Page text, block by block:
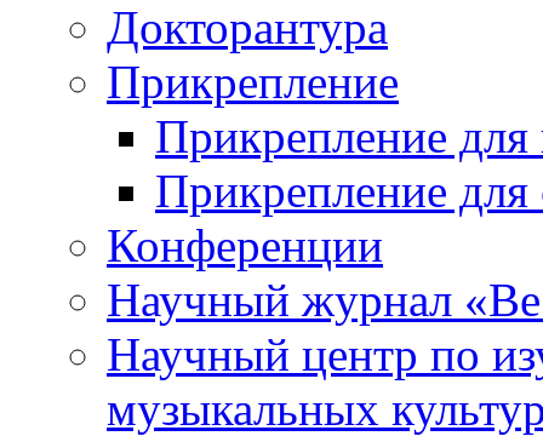
Докторантура
Прикрепление
Прикрепление для
Прикрепление для
Конференции
Научный журнал
Научный центр по
музыкальных